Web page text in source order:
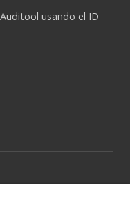
usando el ID